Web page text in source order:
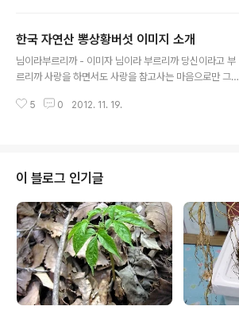
차에 들어 와서 경험한 부분이므로 절대적이라고 할수는
없지만, 그냥 참고로 알아 두시면 좋을듯 싶습니다. 1. 정의
자연에서의 삼행심이란 산삼씨가 어떤 경로를 통해 산에서
으로 삼씨가 산에서 자연발아 하게 되면 1년 ~ 3년 기간을
한국 자연산 뽕상황버섯 이미지 소개
님이라부르리까 - 이미자 님이라 부르리까 당신이라고 부
르리까 사랑을 하면서도 사랑을 참고사는 마음으로만 그리
는것처럼 울어야만 됩니까 울어야만 됩니까 님이라 부르리
가사 출처 : Daum뮤직 한국 산원초 산삼협회 산삼협회 소
개, 산양, 자연, 장뇌 산삼, 산약초, 상황버섯, 거창농특산물
안내. www.sanwoncho.or.kr 건강보조식품 > 인삼, 홍
삼 > 산삼 한국의 자연산 뽕상황 버섯은 고산지 산뽕나무
에서 자생 하며, 그 나무의 수령이 최소한 50년 이상인 산
뽕나무가. 자연에서 벽락을..
5 0 2012. 11. 19.
이 블로그 인기글